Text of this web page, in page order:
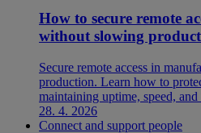
How to secure remote
without slowing
Secure remote access in
production. Learn how to
maintaining uptime, speed,
28. 4. 2026
Connect and support people